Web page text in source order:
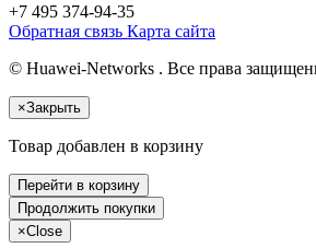
+7 495 374-94-35
Обратная связь Карта сайта
© Huawei-Networks . Все права
×Закрыть
Товар добавлен в корзину
Перейти в корзину
Продолжить покупки
×Close